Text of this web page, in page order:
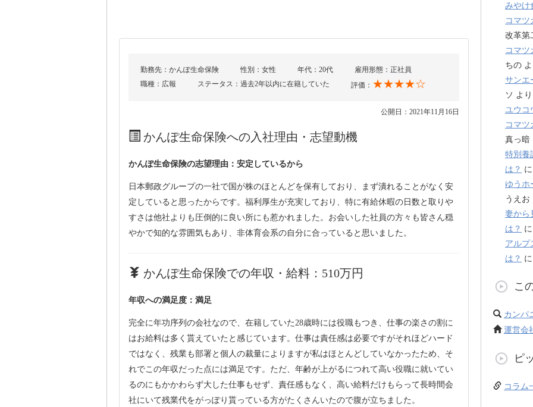
勤務先：かんぽ生命保険 性別：女性 年代：20代
雇用形態：正社員
職種：広報
ステータス：過去2年以内に在籍していた 評価： ★★★★☆
公開日：2021年11月16日
かんぽ生命保険への入社理由・志望動機
かんぽ生命保険の志望理由：安定しているから
日本郵政グループの一社で国が株のほとんどを保有しており、まず潰れることがなく安
定していると思ったからです。福利厚生が充実しており、特に有給休暇の日数と取りや
すさは他社よりも圧倒的に良い所にも惹かれました。お会いした社員の方々も皆さん穏
やかで知的な雰囲気もあり、非体育会系の自分に合っていると思いました。
かんぽ生命保険での年収・給料：510万円
年収への満足度：満足
完全に年功序列の会社なので、在籍していた28歳時には役職もつき、仕事の楽さの割に
はお給料は多く貰えていたと感じています。仕事は責任感は必要ですがそれほどハード
ではなく、残業も部署と個人の裁量によりますが私はほとんどしていなかったため、そ
れでこの年収だった点には満足です。ただ、年齢が上がるにつれて高い役職に就いてい
るのにもかかわらず大した仕事もせず、責任感もなく、高い給料だけもらって長時間会
社にいて残業代をがっぽり貰っている方がたくさんいたので腹が立ちました。
みやけ
コマツ
改革第
コマツ
ちの
サンエ
ソ より
ユウコ
コマツ
真っ暗
特別養
は？
ゆうホ
うえお
妻から
は？
アルプ
は？
こ
カンパ
運営会
ピ
コラム